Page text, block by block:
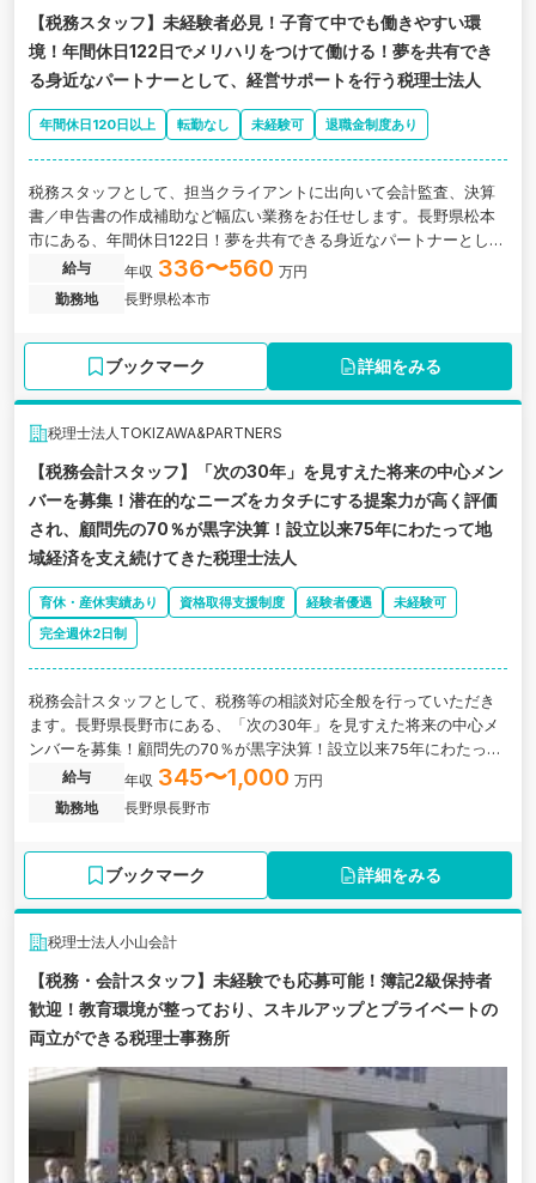
【税務スタッフ】未経験者必見！子育て中でも働きやすい環
境！年間休日122日でメリハリをつけて働ける！夢を共有でき
る身近なパートナーとして、経営サポートを行う税理士法人
年間休日120日以上 転勤なし 未経験可 退職金制度あり
税務スタッフとして、担当クライアントに出向いて会計監査、決算
書／申告書の作成補助など幅広い業務をお任せします。長野県松本
市にある、年間休日122日！夢を共有できる身近なパートナーとし
て、経営サポートを行う税理士法人の求人です。
給与 年収 336〜560 万円
勤務地
長野県松本市
ブックマーク 詳細をみる
税理士法人TOKIZAWA&PARTNERS
【税務会計スタッフ】「次の30年」を見すえた将来の中心メン
バーを募集！潜在的なニーズをカタチにする提案力が高く評価
され、顧問先の70％が黒字決算！設立以来75年にわたって地
域経済を支え続けてきた税理士法人
育休・産休実績あり 資格取得支援制度 経験者優遇
未経験可
完全週休2日制
税務会計スタッフとして、税務等の相談対応全般を行っていただき
ます。長野県長野市にある、「次の30年」を見すえた将来の中心メ
ンバーを募集！顧問先の70％が黒字決算！設立以来75年にわたって
地域経済を支え続けてきた税理士法人の求人です。
給与 年収 345〜1,000 万円
勤務地
長野県長野市
ブックマーク 詳細をみる
税理士法人小山会計
【税務・会計スタッフ】未経験でも応募可能！簿記2級保持者
歓迎！教育環境が整っており、スキルアップとプライベートの
両立ができる税理士事務所